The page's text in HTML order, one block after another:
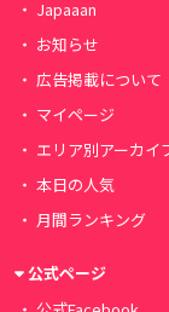
Japaaan
お知らせ
広告掲載について
マイページ
エリア別アーカイ
本日の人気
月間ランキング
公式ページ